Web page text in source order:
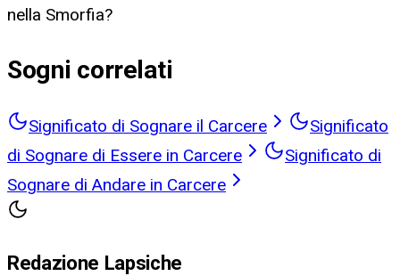
nella Smorfia?
Sogni correlati
Significato di Sognare il Carcere
Significato
di Sognare di Essere in Carcere
Significato di
Sognare di Andare in Carcere
Redazione Lapsiche